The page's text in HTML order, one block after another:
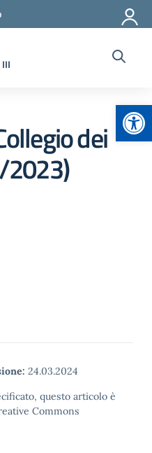
dei
24.03.2024
questo articolo è
Commons